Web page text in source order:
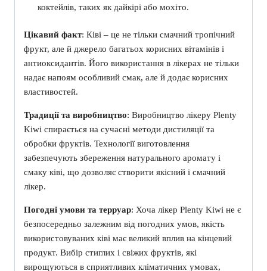
коктейлів, таких як дайкірі або мохіто.
Цікавий факт: Ківі – це не тільки смачний тропічний
фрукт, але й джерело багатьох корисних вітамінів і
антиоксидантів. Його використання в лікерах не тільки
надає напоям особливий смак, але й додає корисних
властивостей.
Традиції та виробництво: Виробництво лікеру Plenty
Kiwi спирається на сучасні методи дистиляції та
обробки фруктів. Технології виготовлення
забезпечують збереження натурального аромату і
смаку ківі, що дозволяє створити якісний і смачний
лікер.
Погодні умови та терруар: Хоча лікер Plenty Kiwi не є
безпосередньо залежним від погодних умов, якість
використовуваних ківі має великий вплив на кінцевий
продукт. Вибір стиглих і свіжих фруктів, які
вирощуються в сприятливих кліматичних умовах,